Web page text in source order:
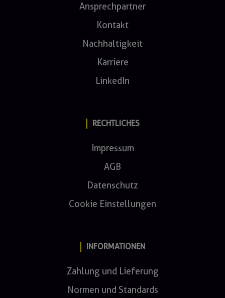
Ansprechpartner
Kontakt
Nachhaltigkeit
Karriere
LinkedIn
RECHTLICHES
Impressum
AGB
Datenschutz
Cookie Einstellungen
INFORMATIONEN
Zahlung und Lieferung
Normen und Standards